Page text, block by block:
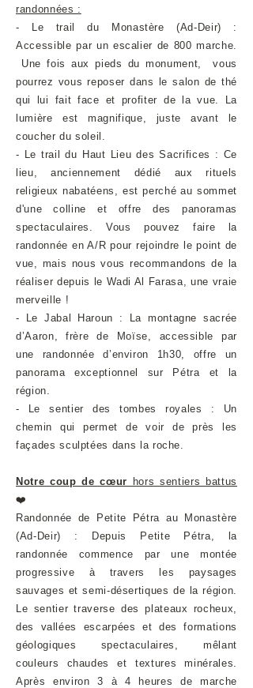
randonnées :
- Le trail du Monastère (Ad-Deir) :
Accessible par un escalier de 800 marche.
Une fois aux pieds du monument, vous
pourrez vous reposer dans le salon de thé
qui lui fait face et profiter de la vue. La
lumière est magnifique, juste avant le
coucher du soleil.
- Le trail du Haut Lieu des Sacrifices : Ce
lieu, anciennement dédié aux rituels
religieux nabatéens, est perché au sommet
d'une colline et offre des panoramas
spectaculaires. Vous pouvez faire la
randonnée en A/R pour rejoindre le point de
vue, mais nous vous recommandons de la
réaliser depuis le Wadi Al Farasa, une vraie
merveille !
- Le Jabal Haroun : La montagne sacrée
d’Aaron, frère de Moïse, accessible par
une randonnée d’environ 1h30, offre un
panorama exceptionnel sur Pétra et la
région.
- Le sentier des tombes royales : Un
chemin qui permet de voir de près les
façades sculptées dans la roche.
Notre coup de cœur hors sentiers battus
❤️​
Randonnée de Petite Pétra au Monastère
(Ad-Deir) : Depuis Petite Pétra, la
randonnée commence par une montée
progressive à travers les paysages
sauvages et semi-désertiques de la région.
Le sentier traverse des plateaux rocheux,
des vallées escarpées et des formations
géologiques spectaculaires, mêlant
couleurs chaudes et textures minérales.
Après environ 3 à 4 heures de marche